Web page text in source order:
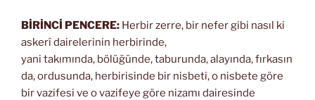
BİRİNCİ PENCERE: Herbir zerre, bir nefer gibi nasıl ki
askerî dairelerinin herbirinde,
yani takımında, bölüğünde, taburunda, alayında, fırkasın
da, ordusunda, herbirisinde bir nisbeti, o nisbete göre
bir vazifesi ve o vazifeye göre nizamı dairesinde